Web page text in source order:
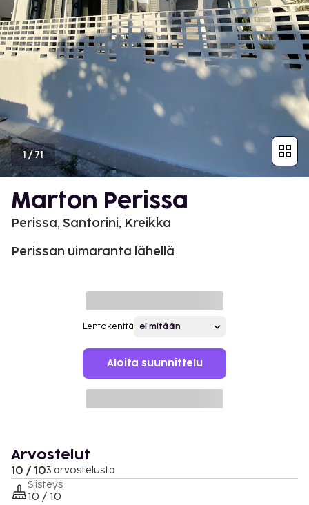
1/71
Marton Perissa
Perissa, Santorini, Kreikka
Perissan uimaranta lähellä
Lentokenttä
Aloita suunnittelu
Arvostelut
10 / 103 arvostelusta
Siisteys
10 / 10